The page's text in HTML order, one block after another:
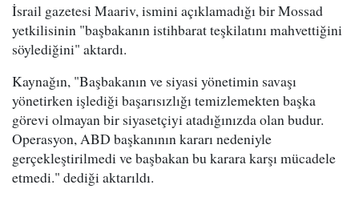
İsrail gazetesi Maariv, ismini açıklamadığı bir Mossad
yetkilisinin "başbakanın istihbarat teşkilatını mahvettiğini
söylediğini" aktardı.
Kaynağın, "Başbakanın ve siyasi yönetimin savaşı
yönetirken işlediği başarısızlığı temizlemekten başka
görevi olmayan bir siyasetçiyi atadığınızda olan budur.
Operasyon, ABD başkanının kararı nedeniyle
gerçekleştirilmedi ve başbakan bu karara karşı mücadele
etmedi." dediği aktarıldı.